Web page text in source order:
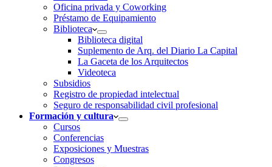
Oficina privada y Coworking
Préstamo de Equipamiento
Biblioteca
Biblioteca digital
Suplemento de Arq. del Diario La Capital
La Gaceta de los Arquitectos
Videoteca
Subsidios
Registro de propiedad intelectual
Seguro de responsabilidad civil profesional
Formación y cultura
Cursos
Conferencias
Exposiciones y Muestras
Congresos